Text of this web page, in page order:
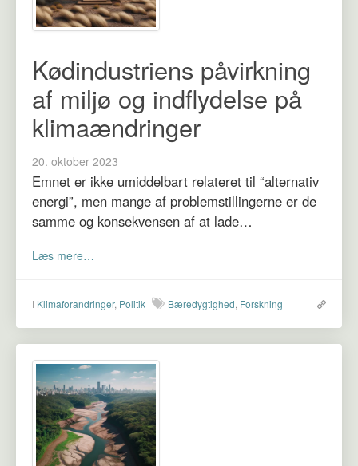
Kødindustriens påvirkning
af miljø og indflydelse på
klimaændringer
20. oktober 2023
Emnet er ikke umiddelbart relateret til “alternativ
energi”, men mange af problemstillingerne er de
samme og konsekvensen af at lade…
Læs mere…
I Klimaforandringer, Politik Bæredygtighed, Forskning